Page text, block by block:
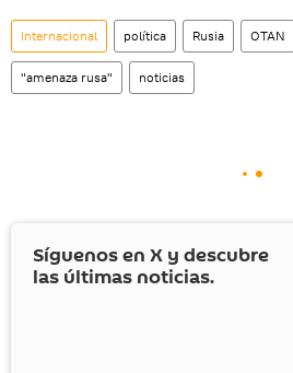
Internacional política Rusia OTAN
"amenaza rusa" noticias
Síguenos en X y descubre
las últimas noticias.